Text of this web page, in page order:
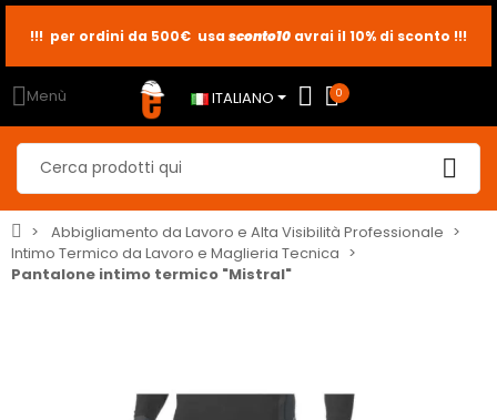
sconto2
sconto5
sconto10
Menù ITALIANO 0
Abbigliamento da Lavoro e Alta Visibilità Professionale
Intimo Termico da Lavoro e Maglieria Tecnica
Pantalone intimo termico "Mistral"